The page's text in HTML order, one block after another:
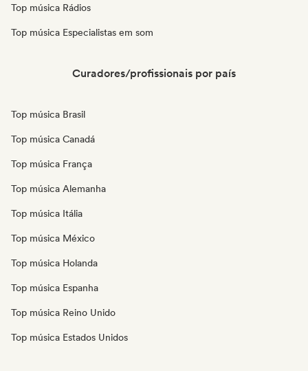
Top música Rádios
Top música Especialistas em som
Curadores/profissionais por país
Top música Brasil
Top música Canadá
Top música França
Top música Alemanha
Top música Itália
Top música México
Top música Holanda
Top música Espanha
Top música Reino Unido
Top música Estados Unidos